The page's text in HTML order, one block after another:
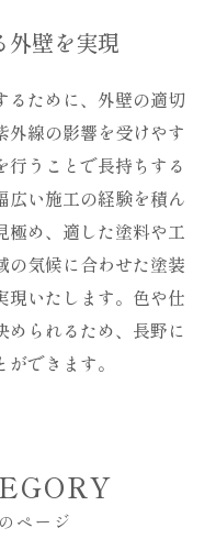
外壁を実現
るために、外壁の適切
外線の影響を受けやす
行うことで長持ちする
広い施工の経験を積ん
極め、適した塗料や工
の気候に合わせた塗装
現いたします。色や仕
められるため、長野に
できます。
ページ